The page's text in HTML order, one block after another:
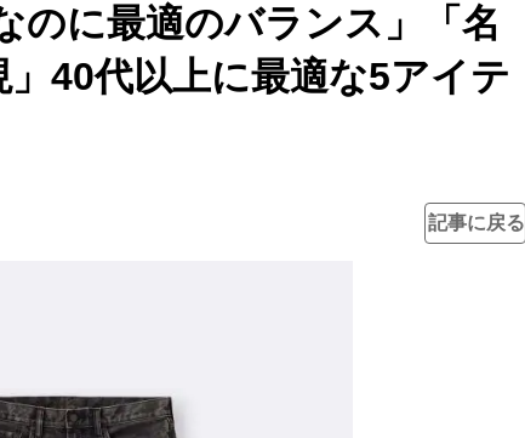
のに最適のバランス」「名
40代以上に最適な5アイテ
記事に戻る